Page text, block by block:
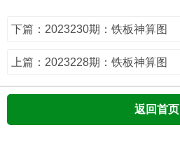
下篇：2023230期：铁板神算图
上篇：2023228期：铁板神算图
返回首页